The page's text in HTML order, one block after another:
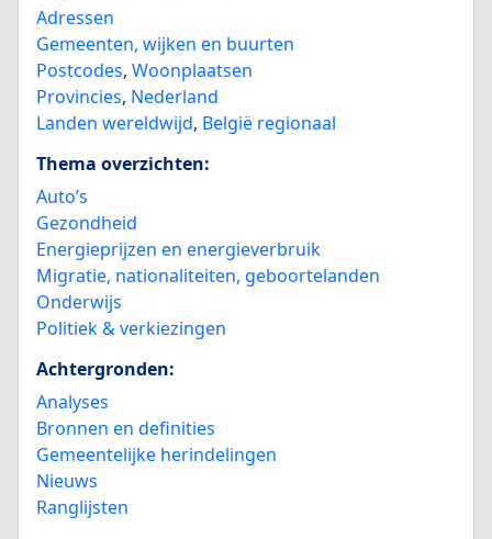
Adressen
Gemeenten, wijken en buurten
Postcodes, Woonplaatsen
Provincies, Nederland
Landen wereldwijd, België regionaal
Thema overzichten:
Auto’s
Gezondheid
Energieprijzen en energieverbruik
Migratie, nationaliteiten, geboortelanden
Onderwijs
Politiek & verkiezingen
Achtergronden:
Analyses
Bronnen en definities
Gemeentelijke herindelingen
Nieuws
Ranglijsten